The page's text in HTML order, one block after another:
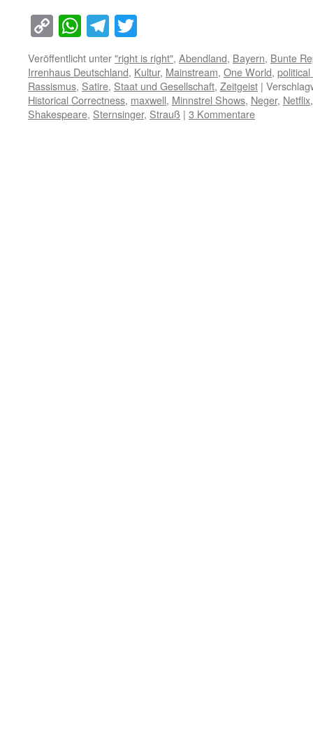
Copy
Link
WhatsApp
Telegram
Veröffentlicht unter"right is right", Abendland, Bayern, Bunte
Irrenhaus Deutschland, Kultur, Mainstream, One World,
Rassismus, Satire, Staat und Gesellschaft, Zeitgeist |
Historical Correctness, maxwell, Minnstrel Shows, Neger, Netflix
Shakespeare, Sternsinger, Strauß | 3 Kommentare